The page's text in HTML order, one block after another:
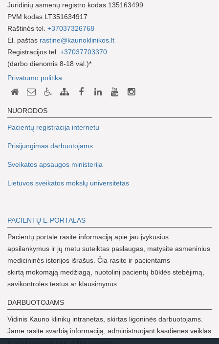
Juridinių asmenų registro kodas 135163499
PVM kodas LT351634917
Raštinės tel. +37037326768
El. paštas rastine@kaunoklinikos.lt
Registracijos tel. +37037703370
(darbo dienomis 8-18 val.)*
Privatumo politika
NUORODOS
Pacientų registracija internetu
Prisijungimas darbuotojams
Sveikatos apsaugos ministerija
Lietuvos sveikatos mokslų universitetas
PACIENTŲ E-PORTALAS
Pacientų portale rasite informaciją apie jau įvykusius
apsilankymus ir jų metu suteiktas paslaugas, matysite asmeninius
medicininės istorijos išrašus. Čia rasite ir pacientams
skirtą mokomąją medžiagą, nuotolinį pacientų būklės stebėjimą,
savikontrolės testus ar klausimynus.
DARBUOTOJAMS
Vidinis Kauno klinikų intranetas, skirtas ligoninės darbuotojams.
Jame rasite svarbią informaciją, administruojant kasdienes veiklas